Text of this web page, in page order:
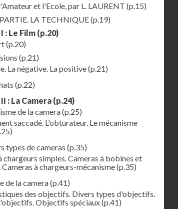
et l'Ecole, par L. LAURENT (p.15)
LA TECHNIQUE(p.19)
: Le Film (p.20)
(p.20)
(p.21)
La négative. La positive(p.21)
(p.22)
: La Camera (p.24)
de la camera(p.25)
saccadé. L'obturateur. Le mécanisme
types de cameras (p.35)
chargeurs simples. Cameras à bobines et
à chargeurs-mécanisme(p.35)
de la camera(p.41)
des objectifs. Divers types d'objectifs.
Objectifs spéciaux(p.41)